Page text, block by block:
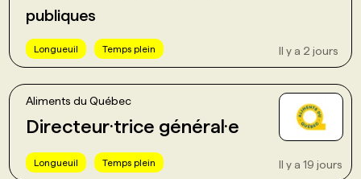
PROGRAMMES DE SUBVENTIONS
FAQ
ANNONCEZ AVEC NOUS
publiques
Longueuil Temps plein Il y a 2 jours
Aliments du Québec
Directeur·trice général·e
Longueuil Temps plein Il y a 19 jours